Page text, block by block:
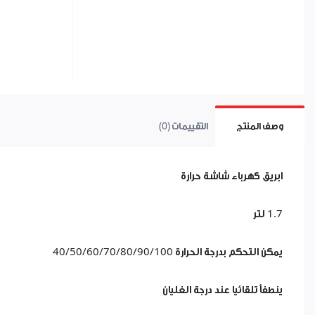
وصف المنتج التقييمات (0)
ابريق كهرباء شاشة حرارة
1.7 لتر
يمكن التحكم بدرجة الحرارة 40/50/60/70/80/90/100
ينطفأ تلقائيا عند درجة الغليان